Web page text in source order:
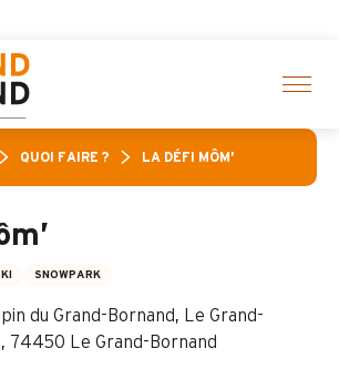
QUOI FAIRE ? LA DÉFI MÔM’
SNOWPARK
du Grand-Bornand, Le Grand-
74450 Le Grand-Bornand